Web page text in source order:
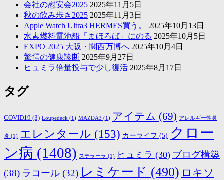
会社の慰安会2025 2025年11月5日
秋の飲み歩き2025 2025年11月3日
Apple Watch Ultra3 HERMES買う。
2025年10月13日
水素燃料電池船「まほろば」にのる 2025年10月5日
EXPO 2025 大阪・関西万博へ 2025年10月4日
驚愕の健康診断 2025年9月27日
ヒュミラ倍量投与で少し復活 2025年8月17日
タグ
COVID19 (3) Loupedeck (1) MAZDA3 (1) アイテム (69) アレルギー性鼻
炎 (1) エレンタール (153) カーライフ (5) クロー
ン病 (1408) ステラーラ (1) ヒュミラ (30) ブログ構築
(38) ラコール (32) レミケード (490) ロキソ